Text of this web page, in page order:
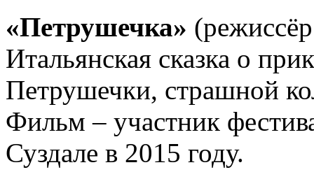
«Петрушечка»
Итальянская сказка о
Петрушечки, страшной
Фильм – участник
Суздале в 2015 году.